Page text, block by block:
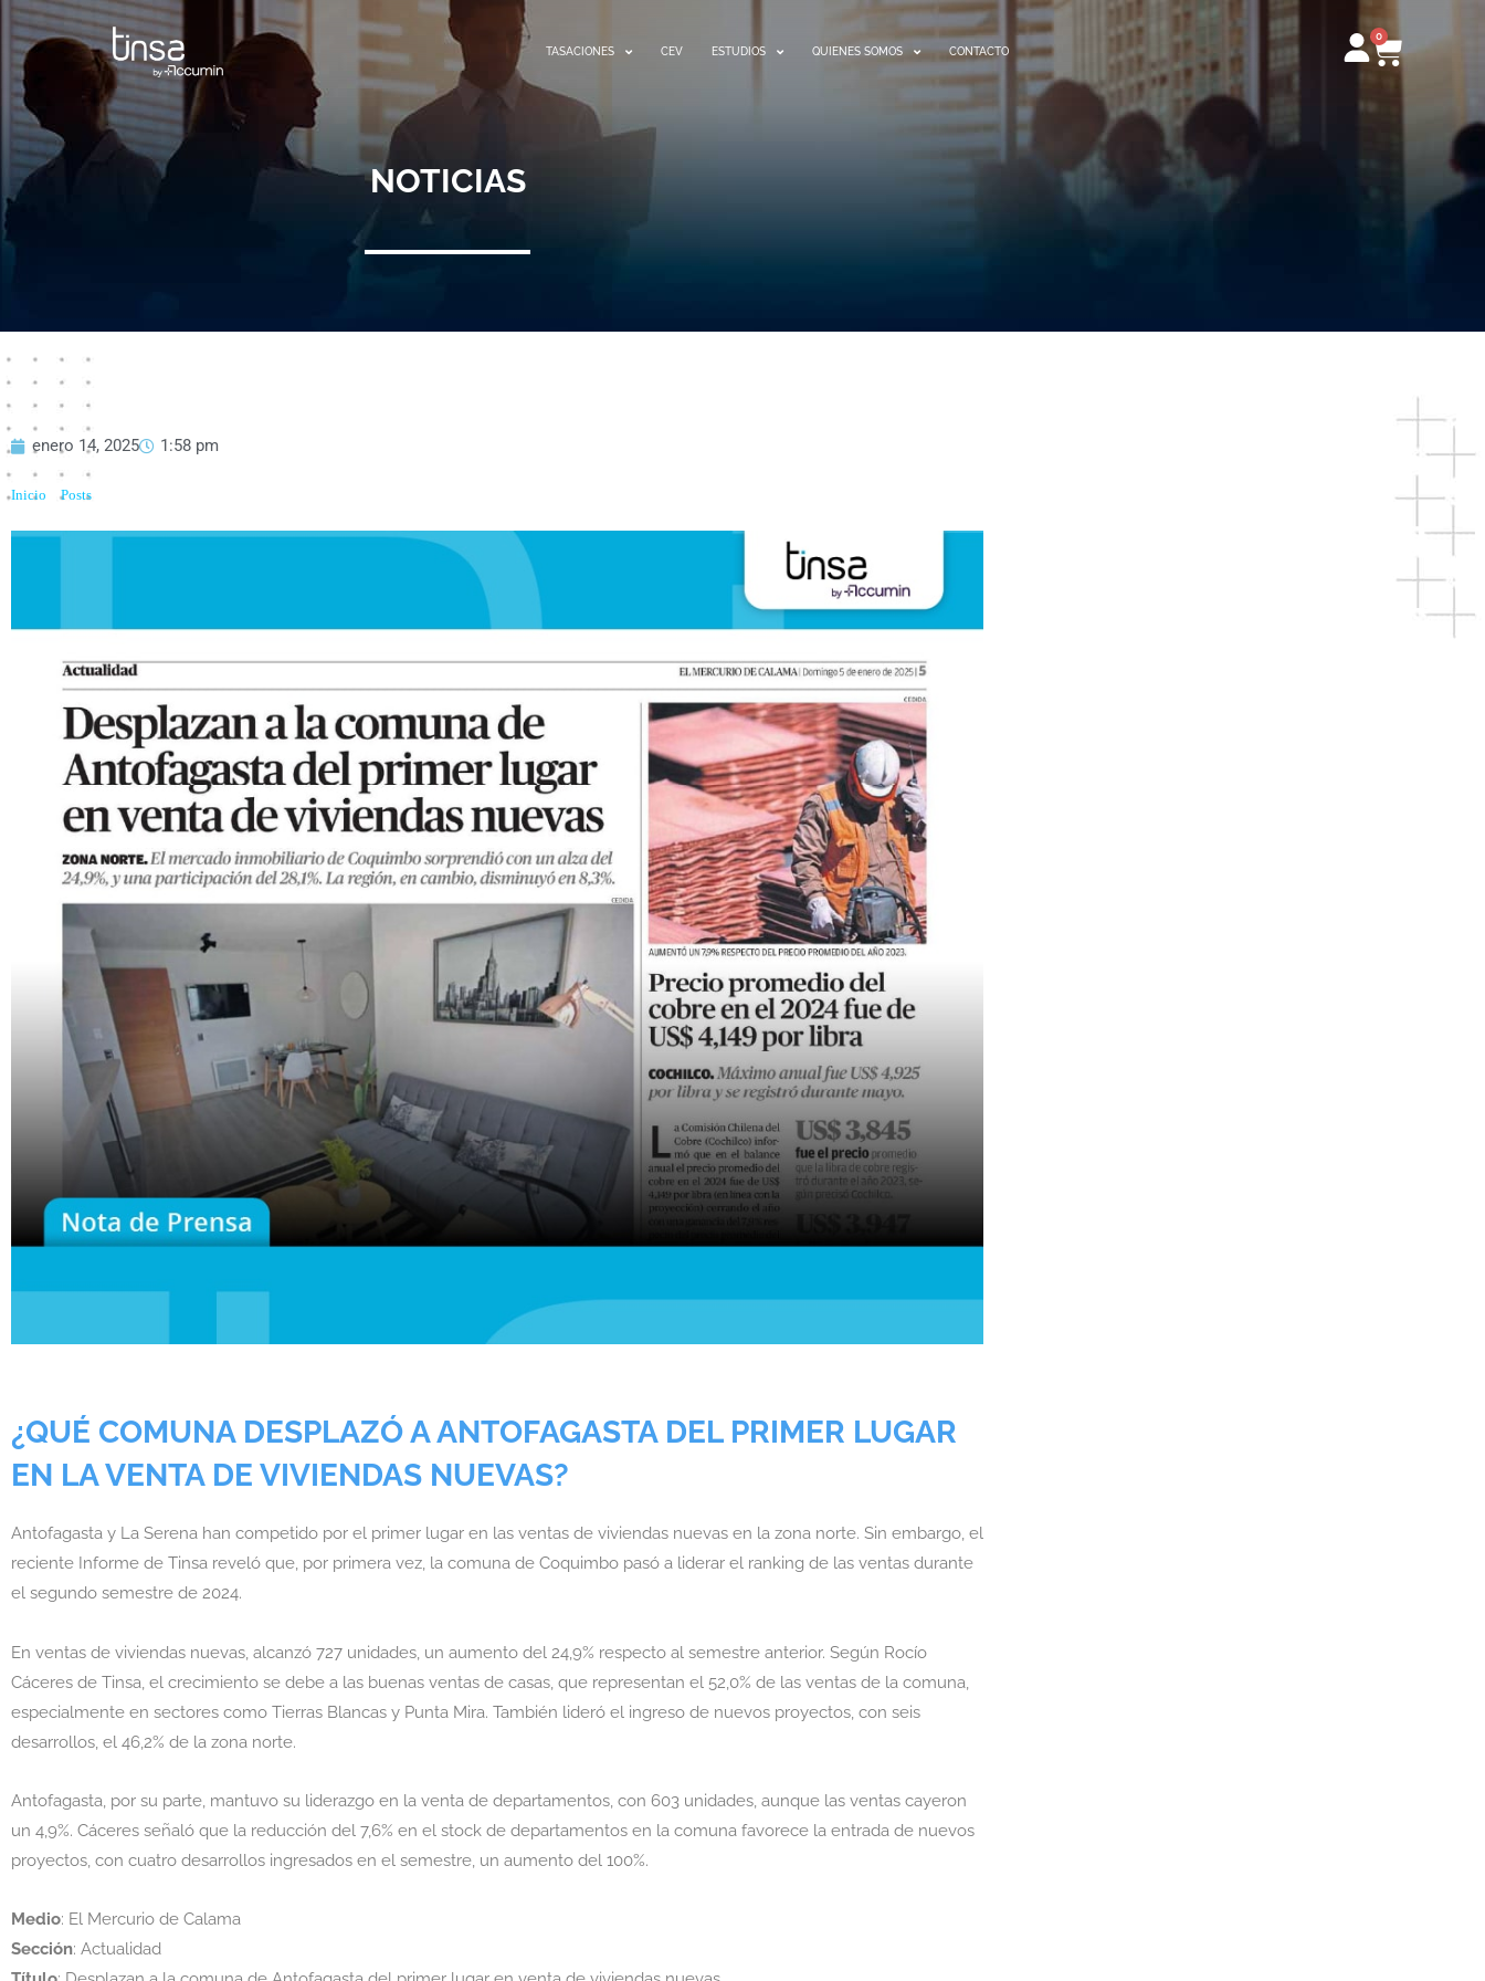
al
contenido
TASACIONES CEV ESTUDIOS QUIENES SOMOS CONTACTO
0
Carrito
NOTICIAS
enero 14, 2025 1:58 pm
Inicio »Posts
¿QUÉ COMUNA DESPLAZÓ A ANTOFAGASTA DEL PRIMER LUGAR
EN LA VENTA DE VIVIENDAS NUEVAS?
Antofagasta y La Serena han competido por el primer lugar en las ventas de viviendas nuevas en la zona norte. Sin embargo, el
reciente Informe de Tinsa reveló que, por primera vez, la comuna de Coquimbo pasó a liderar el ranking de las ventas durante
el segundo semestre de 2024.
En ventas de viviendas nuevas, alcanzó 727 unidades, un aumento del 24,9% respecto al semestre anterior. Según Rocío
Cáceres de Tinsa, el crecimiento se debe a las buenas ventas de casas, que representan el 52,0% de las ventas de la comuna,
especialmente en sectores como Tierras Blancas y Punta Mira. También lideró el ingreso de nuevos proyectos, con seis
desarrollos, el 46,2% de la zona norte.
Antofagasta, por su parte, mantuvo su liderazgo en la venta de departamentos, con 603 unidades, aunque las ventas cayeron
un 4,9%. Cáceres señaló que la reducción del 7,6% en el stock de departamentos en la comuna favorece la entrada de nuevos
proyectos, con cuatro desarrollos ingresados en el semestre, un aumento del 100%.
Medio: El Mercurio de Calama
Sección: Actualidad